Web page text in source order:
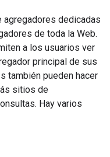
agregadores dedicadas
de toda la Web.
a los usuarios ver
principal de sus
también pueden hacer
sitios de
Hay varios